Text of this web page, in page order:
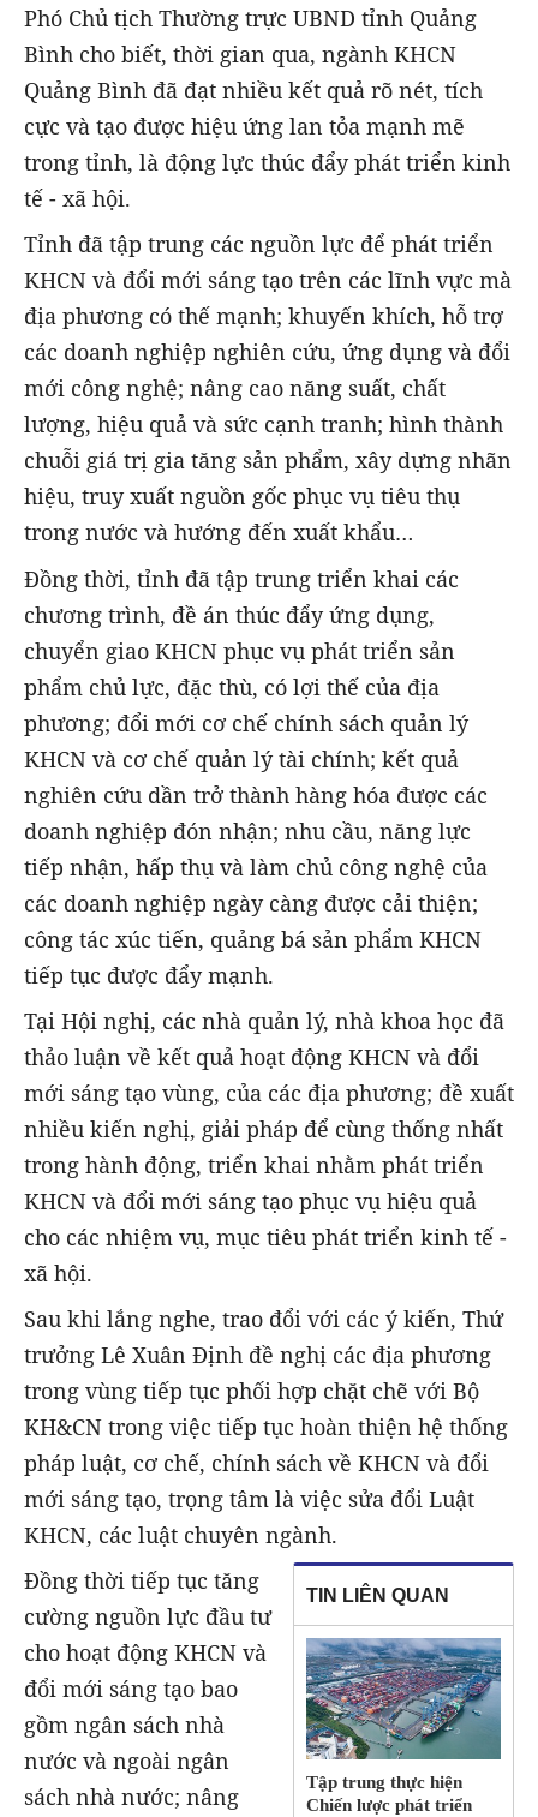
Phó Chủ tịch Thường trực UBND tỉnh Quảng
Bình cho biết, thời gian qua, ngành KHCN
Quảng Bình đã đạt nhiều kết quả rõ nét, tích
cực và tạo được hiệu ứng lan tỏa mạnh mẽ
trong tỉnh, là động lực thúc đẩy phát triển kinh
tế - xã hội.
Tỉnh đã tập trung các nguồn lực để phát triển
KHCN và đổi mới sáng tạo trên các lĩnh vực mà
địa phương có thế mạnh; khuyến khích, hỗ trợ
các doanh nghiệp nghiên cứu, ứng dụng và đổi
mới công nghệ; nâng cao năng suất, chất
lượng, hiệu quả và sức cạnh tranh; hình thành
chuỗi giá trị gia tăng sản phẩm, xây dựng nhãn
hiệu, truy xuất nguồn gốc phục vụ tiêu thụ
trong nước và hướng đến xuất khẩu…
Đồng thời, tỉnh đã tập trung triển khai các
chương trình, đề án thúc đẩy ứng dụng,
chuyển giao KHCN phục vụ phát triển sản
phẩm chủ lực, đặc thù, có lợi thế của địa
phương; đổi mới cơ chế chính sách quản lý
KHCN và cơ chế quản lý tài chính; kết quả
nghiên cứu dần trở thành hàng hóa được các
doanh nghiệp đón nhận; nhu cầu, năng lực
tiếp nhận, hấp thụ và làm chủ công nghệ của
các doanh nghiệp ngày càng được cải thiện;
công tác xúc tiến, quảng bá sản phẩm KHCN
tiếp tục được đẩy mạnh.
Tại Hội nghị, các nhà quản lý, nhà khoa học đã
thảo luận về kết quả hoạt động KHCN và đổi
mới sáng tạo vùng, của các địa phương; đề xuất
nhiều kiến nghị, giải pháp để cùng thống nhất
trong hành động, triển khai nhằm phát triển
KHCN và đổi mới sáng tạo phục vụ hiệu quả
cho các nhiệm vụ, mục tiêu phát triển kinh tế -
xã hội.
Sau khi lắng nghe, trao đổi với các ý kiến, Thứ
trưởng Lê Xuân Định đề nghị các địa phương
trong vùng tiếp tục phối hợp chặt chẽ với Bộ
KH&CN trong việc tiếp tục hoàn thiện hệ thống
pháp luật, cơ chế, chính sách về KHCN và đổi
mới sáng tạo, trọng tâm là việc sửa đổi Luật
KHCN, các luật chuyên ngành.
TIN LIÊN QUAN
Tập trung thực hiện
Chiến lược phát triển
Đồng thời tiếp tục tăng
cường nguồn lực đầu tư
cho hoạt động KHCN và
đổi mới sáng tạo bao
gồm ngân sách nhà
nước và ngoài ngân
sách nhà nước; nâng